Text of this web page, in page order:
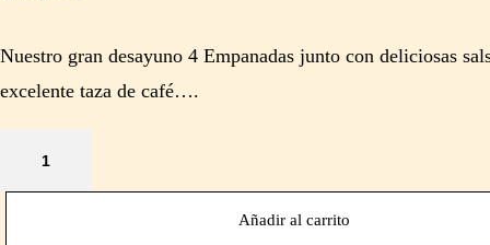
Nuestro gran desayuno 4 Empanadas junto con deliciosas
excelente taza de café….
Añadir al carrito